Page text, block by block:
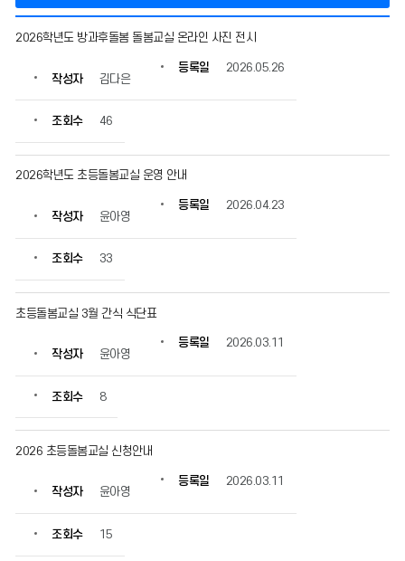
봄
의
물
번
자,
록
수
2026학년도 방과후돌봄 돌봄교실 온라인 사진 전시
작성자 김다은
등록일 2026.05.26
조회수 46
2026학년도 초등돌봄교실 운영 안내
작성자 윤아영
등록일 2026.04.23
조회수 33
초등돌봄교실 3월 간식 식단표
작성자 윤아영
등록일 2026.03.11
조회수 8
2026 초등돌봄교실 신청안내
작성자 윤아영
등록일 2026.03.11
조회수 15